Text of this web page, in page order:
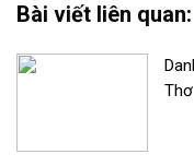
Bài viết liên quan:
Thơ